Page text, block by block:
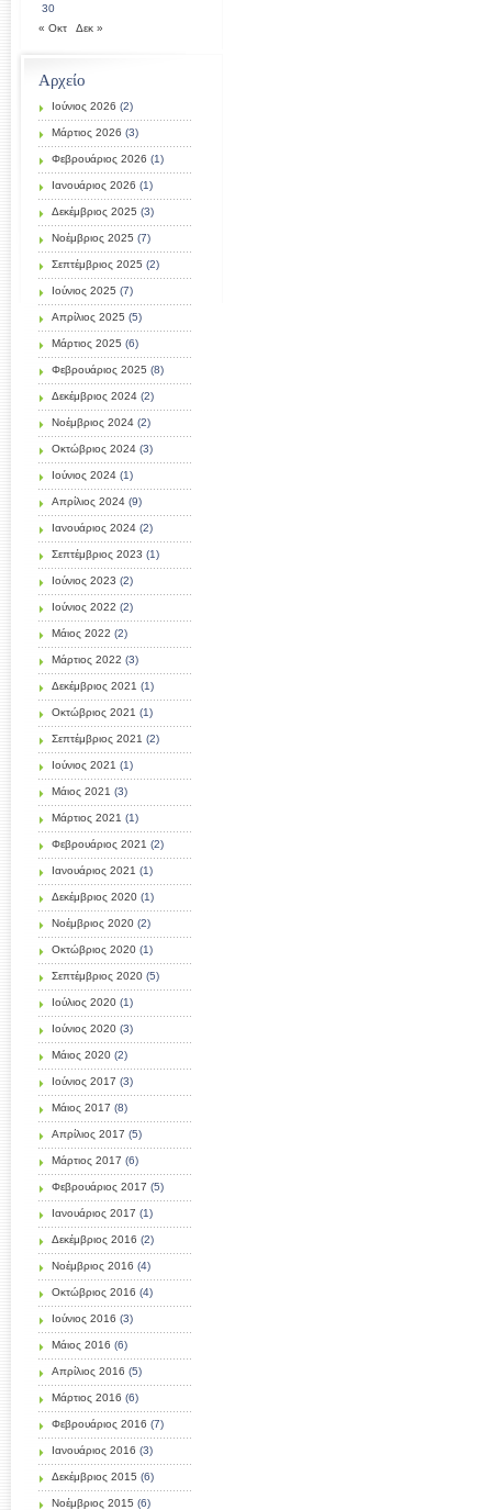
30
« Οκτ
Δεκ »
Αρχείο
Ιούνιος 2026 (2)
Μάρτιος 2026 (3)
Φεβρουάριος 2026 (1)
Ιανουάριος 2026 (1)
Δεκέμβριος 2025 (3)
Νοέμβριος 2025 (7)
Σεπτέμβριος 2025 (2)
Ιούνιος 2025 (7)
Απρίλιος 2025 (5)
Μάρτιος 2025 (6)
Φεβρουάριος 2025 (8)
Δεκέμβριος 2024 (2)
Νοέμβριος 2024 (2)
Οκτώβριος 2024 (3)
Ιούνιος 2024 (1)
Απρίλιος 2024 (9)
Ιανουάριος 2024 (2)
Σεπτέμβριος 2023 (1)
Ιούνιος 2023 (2)
Ιούνιος 2022 (2)
Μάιος 2022 (2)
Μάρτιος 2022 (3)
Δεκέμβριος 2021 (1)
Οκτώβριος 2021 (1)
Σεπτέμβριος 2021 (2)
Ιούνιος 2021 (1)
Μάιος 2021 (3)
Μάρτιος 2021 (1)
Φεβρουάριος 2021 (2)
Ιανουάριος 2021 (1)
Δεκέμβριος 2020 (1)
Νοέμβριος 2020 (2)
Οκτώβριος 2020 (1)
Σεπτέμβριος 2020 (5)
Ιούλιος 2020 (1)
Ιούνιος 2020 (3)
Μάιος 2020 (2)
Ιούνιος 2017 (3)
Μάιος 2017 (8)
Απρίλιος 2017 (5)
Μάρτιος 2017 (6)
Φεβρουάριος 2017 (5)
Ιανουάριος 2017 (1)
Δεκέμβριος 2016 (2)
Νοέμβριος 2016 (4)
Οκτώβριος 2016 (4)
Ιούνιος 2016 (3)
Μάιος 2016 (6)
Απρίλιος 2016 (5)
Μάρτιος 2016 (6)
Φεβρουάριος 2016 (7)
Ιανουάριος 2016 (3)
Δεκέμβριος 2015 (6)
Νοέμβριος 2015 (6)